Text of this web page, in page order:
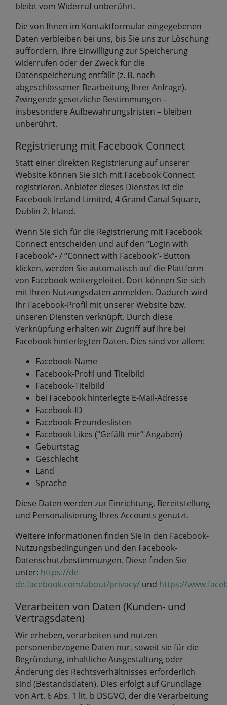
bleibt vom Widerruf unberührt.
Die von Ihnen im Kontaktformular eingegebenen
Daten verbleiben bei uns, bis Sie uns zur Löschung
auffordern, Ihre Einwilligung zur Speicherung
widerrufen oder der Zweck für die
Datenspeicherung entfällt (z. B. nach
abgeschlossener Bearbeitung Ihrer Anfrage).
Zwingende gesetzliche Bestimmungen –
insbesondere Aufbewahrungsfristen – bleiben
unberührt.
Registrierung mit Facebook Connect
Statt einer direkten Registrierung auf unserer
Website können Sie sich mit Facebook Connect
registrieren. Anbieter dieses Dienstes ist die
Facebook Ireland Limited, 4 Grand Canal Square,
Dublin 2, Irland.
Wenn Sie sich für die Registrierung mit Facebook
Connect entscheiden und auf den “Login with
Facebook”- / “Connect with Facebook”- Button
klicken, werden Sie automatisch auf die Plattform
von Facebook weitergeleitet. Dort können Sie sich
mit Ihren Nutzungsdaten anmelden. Dadurch wird
Ihr Facebook-Profil mit unserer Website bzw.
unseren Diensten verknüpft. Durch diese
Verknüpfung erhalten wir Zugriff auf Ihre bei
Facebook hinterlegten Daten. Dies sind vor allem:
Facebook-Name
Facebook-Profil und Titelbild
Facebook-Titelbild
bei Facebook hinterlegte E-Mail-Adresse
Facebook-ID
Facebook-Freundeslisten
Facebook Likes (“Gefällt mir“-Angaben)
Geburtstag
Geschlecht
Land
Sprache
Diese Daten werden zur Einrichtung, Bereitstellung
und Personalisierung Ihres Accounts genutzt.
Weitere Informationen finden Sie in den Facebook-
Nutzungsbedingungen und den Facebook-
Datenschutzbestimmungen. Diese finden Sie
unter: https://de-
de.facebook.com/about/privacy/ und https://
Verarbeiten von Daten (Kunden- und
Vertragsdaten)
Wir erheben, verarbeiten und nutzen
personenbezogene Daten nur, soweit sie für die
Begründung, inhaltliche Ausgestaltung oder
Änderung des Rechtsverhältnisses erforderlich
sind (Bestandsdaten). Dies erfolgt auf Grundlage
von Art. 6 Abs. 1 lit. b DSGVO, der die Verarbeitung